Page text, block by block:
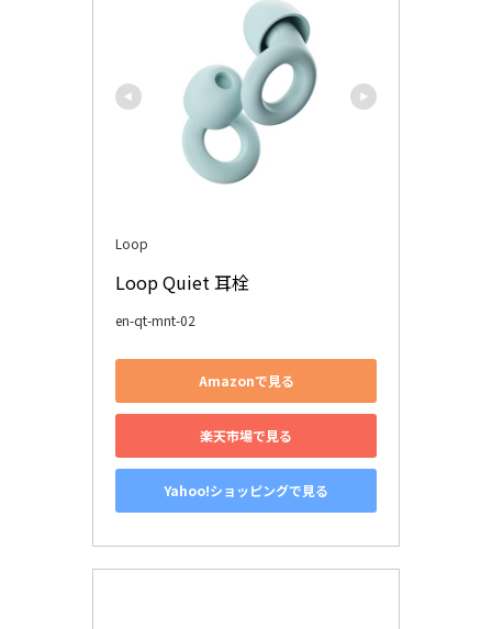
Loop
Loop Quiet 耳栓
en-qt-mnt-02
Amazonで見る
楽天市場で見る
Yahoo!ショッピングで見る